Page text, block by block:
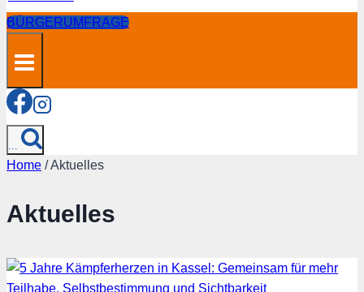
BÜRGERUMFRAGE
...
Home /Aktuelles
Aktuelles